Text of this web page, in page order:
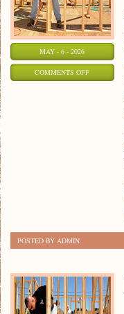
MAY - 6 - 2026
COMMENTS OFFON
POSTED BY ADMIN